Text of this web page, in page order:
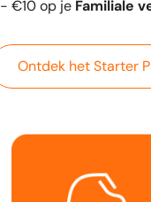
- €10 op je Familiale
Ontdek het Starter